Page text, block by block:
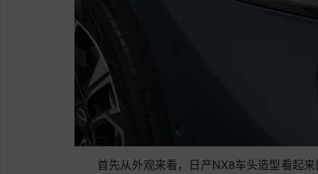
首先从外观来看，日产NX8车头造型看起